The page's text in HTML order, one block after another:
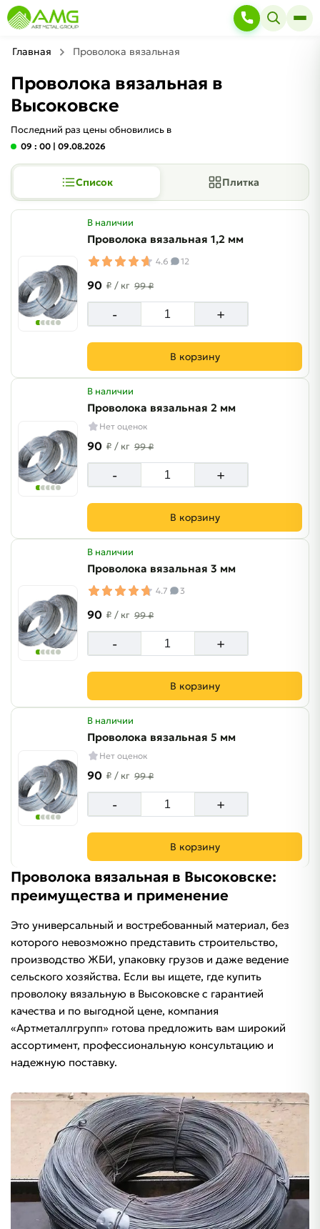
Главная Проволока вязальная
Проволока вязальная в
Высоковске
Последний раз цены обновились в
09 : 00 | 09.08.2026
Список Плитка
В наличии
Проволока вязальная 1,2 мм
4.6 12
90 ₽ / кг 99 ₽
- +
В корзину
В наличии
Проволока вязальная 2 мм
Нет оценок
90 ₽ / кг 99 ₽
- +
В корзину
В наличии
Проволока вязальная 3 мм
4.7 3
90 ₽ / кг 99 ₽
- +
В корзину
В наличии
Проволока вязальная 5 мм
Нет оценок
90 ₽ / кг 99 ₽
- +
В корзину
Проволока вязальная в Высоковске:
преимущества и применение
Это универсальный и востребованный материал, без
которого невозможно представить строительство,
производство ЖБИ, упаковку грузов и даже ведение
сельского хозяйства. Если вы ищете, где купить
проволоку вязальную в Высоковске с гарантией
качества и по выгодной цене, компания
«Артметаллгрупп» готова предложить вам широкий
ассортимент, профессиональную консультацию и
надежную поставку.